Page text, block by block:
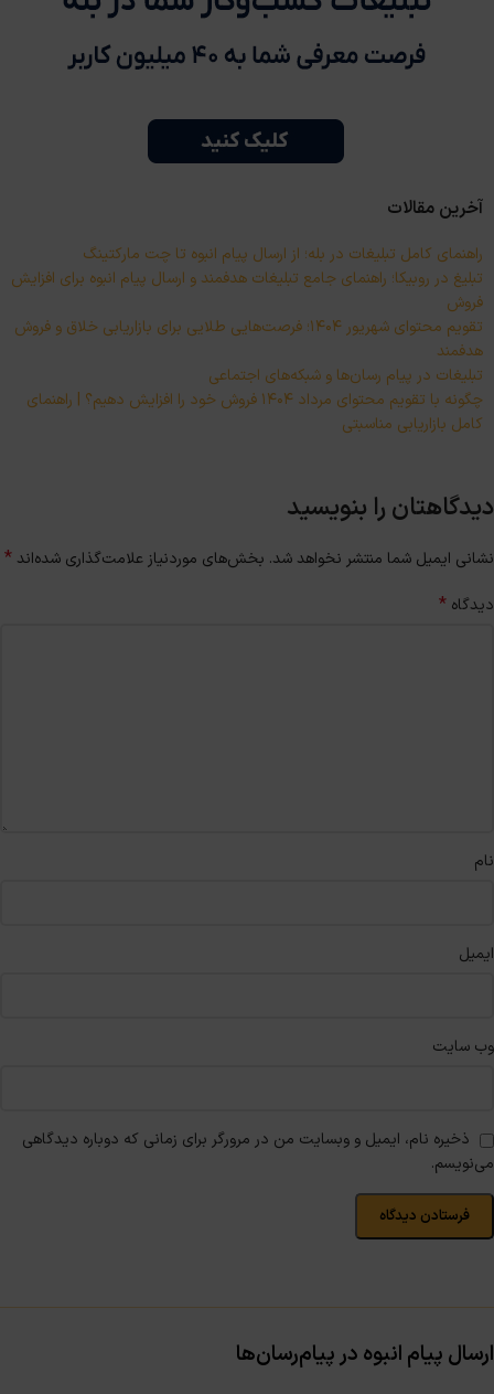
آخرین مقالات
راهنمای کامل تبلیغات در بله؛ از ارسال پیام انبوه تا چت مارکتینگ
تبلیغ در روبیکا؛ راهنمای جامع تبلیغات هدفمند و ارسال پیام انبوه برای افزایش
فروش
تقویم محتوای شهریور ۱۴۰۴؛ فرصت‌هایی طلایی برای بازاریابی خلاق و فروش
هدفمند
تبلیغات در پیام رسان‌ها و شبکه‌های اجتماعی
چگونه با تقویم محتوای مرداد ۱۴۰۴ فروش خود را افزایش دهیم؟ | راهنمای
کامل بازاریابی مناسبتی
دیدگاهتان را بنویسید
نشانی ایمیل شما منتشر نخواهد شد. بخش‌های موردنیاز علامت‌گذاری شده‌اند *
دیدگاه *
نام
ایمیل
وب‌ سایت
ذخیره نام، ایمیل و وبسایت من در مرورگر برای زمانی که دوباره دیدگاهی
می‌نویسم.
ارسال پیام انبوه در پیام‌رسان‌ها